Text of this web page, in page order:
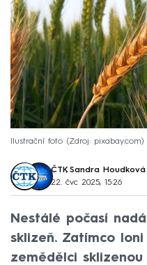
Ilustrační foto Zdroj: pixabay.com
ČTK, Sandra Houdková
22. čvc 2025, 15:26
Nestálé počasí
sklizeň. Zatímco
zemědělci